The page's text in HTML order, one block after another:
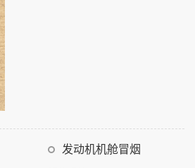
发动机机舱冒烟